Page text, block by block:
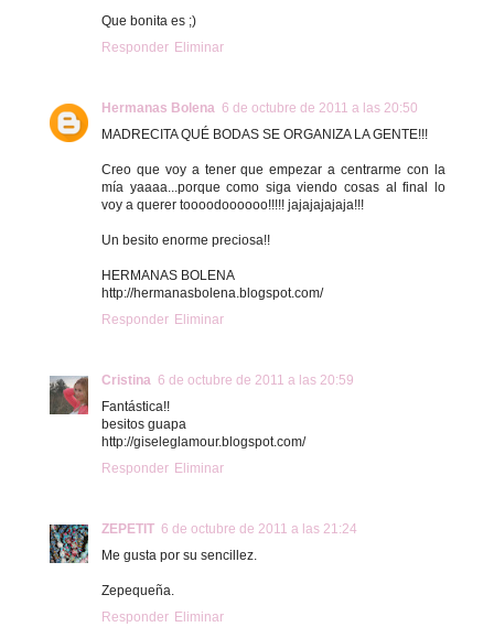
Que bonita es ;)
Responder Eliminar
Hermanas Bolena 6 de octubre de 2011 a las 20:50
MADRECITA QUÉ BODAS SE ORGANIZA LA GENTE!!!
Creo que voy a tener que empezar a centrarme con la
mía yaaaa...porque como siga viendo cosas al final lo
voy a querer toooodoooooo!!!!! jajajajajaja!!!
Un besito enorme preciosa!!
HERMANAS BOLENA
http://hermanasbolena.blogspot.com/
Responder Eliminar
Cristina 6 de octubre de 2011 a las 20:59
Fantástica!!
besitos guapa
http://giseleglamour.blogspot.com/
Responder Eliminar
ZEPETIT 6 de octubre de 2011 a las 21:24
Me gusta por su sencillez.
Zepequeña.
Responder Eliminar